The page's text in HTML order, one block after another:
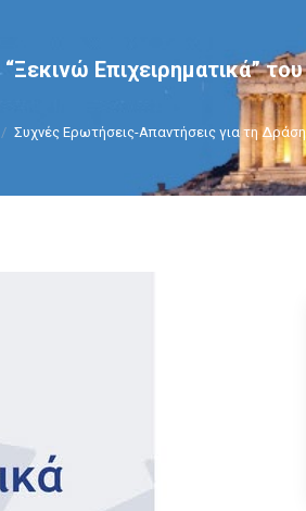
Επιχειρηματικά”
Συχνές Ερωτήσεις-Απαντήσεις για τη